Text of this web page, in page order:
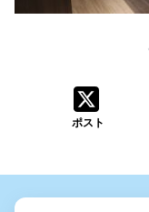
ポスト